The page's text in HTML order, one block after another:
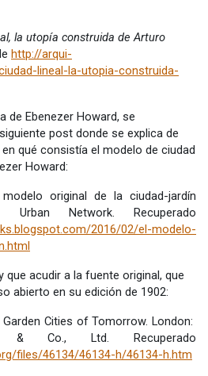
la utopía construida de Arturo
http://arqui-
lineal-la-utopia-construida-
de Ebenezer Howard, se
post donde se explica de
qué consistía el modelo de ciudad
Howard:
original de la ciudad-jardín
Network. Recuperado
2016/02/el-modelo-
que acudir a la fuente original, que
abierto en su edición de 1902:
Cities of Tomorrow. London:
& Co., Ltd. Recuperado
files/46134/46134-h/46134-h.htm